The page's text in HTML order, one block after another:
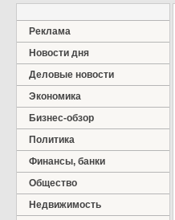
Реклама
Новости дня
Деловые новости
Экономика
Бизнес-обзор
Политика
Финансы, банки
Общество
Недвижимость